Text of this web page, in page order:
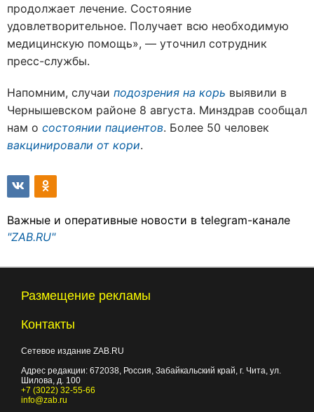
продолжает лечение. Состояние
удовлетворительное. Получает всю необходимую
медицинскую помощь», — уточнил сотрудник
пресс-службы.
Напомним, случаи подозрения на корь выявили в
Чернышевском районе 8 августа. Минздрав сообщал
нам о состоянии пациентов. Более 50 человек
вакцинировали от кори.
Важные и оперативные новости в telegram-канале
"ZAB.RU"
Размещение рекламы
Контакты
Сетевое издание ZAB.RU
Адрес редакции: 672038 , Россия, Забайкальский край, г. Чита ул.
Шилова, д. 100
+7 (3022) 32-55-66
info@zab.ru